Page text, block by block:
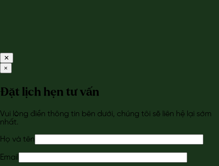
✕
×
Đặt lịch hẹn tư vấn
Vui lòng điền thông tin bên dưới, chúng tôi sẽ liên hệ lại sớm
nhất.
Họ và tên
Email